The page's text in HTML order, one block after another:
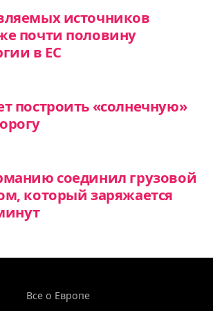
источников
почти половину
в ЕС
построить «солнечную»
соединил грузовой
который заряжается
Все о Европе